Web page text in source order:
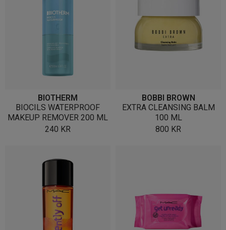
BIOTHERM
BIOCILS WATERPROOF
MAKEUP REMOVER 200 ML
240 KR
BOBBI BROWN
EXTRA CLEANSING BALM
100 ML
800 KR